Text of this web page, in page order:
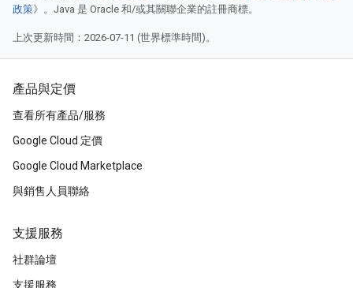
政策》。Java 是 Oracle 和/或其關聯企業的註冊商標。
上次更新時間：2026-07-11 (世界標準時間)。
產品與定價
查看所有產品/服務
Google Cloud 定價
Google Cloud Marketplace
與銷售人員聯絡
支援服務
社群論壇
支援服務